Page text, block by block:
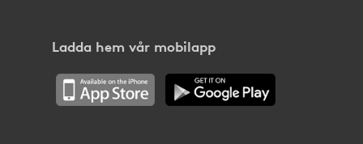
Ladda hem vår mobilapp